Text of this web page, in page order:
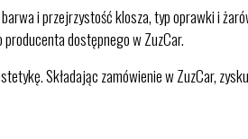
i przejrzystość klosza, typ oprawki i
dostępnego w ZuzCar.
Składając zamówienie w ZuzCar,